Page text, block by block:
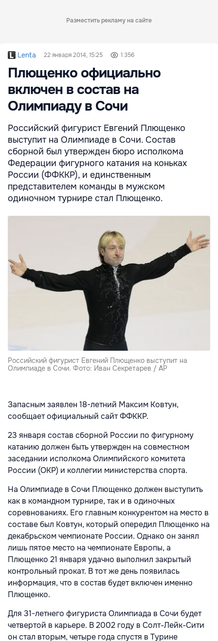
Разместить рекламу на сайте
Lenta 22 января 2014, 15:25 1 356
Плющенко официально
включен в состав на
Олимпиаду в Сочи
Российский фигурист Евгений Плющенко
выступит на Олимпиаде в Сочи. Состав
сборной был утвержден бюро исполкома
Федерации фигурного катания на коньках
России (ФФККР), и единственным
представителем команды в мужском
одиночном турнире стал Плющенко.
Российский фигурист Евгений Плющенко выступит на
Олимпиаде в Сочи. Фото: Иван Секретарев / AP
Запасным заявлен 18-летний Максим Ковтун,
сообщает официальный сайт ФФККР.
23 января состав сборной России по фигурному
катанию должен быть утвержден на совместном
заседании исполкома Олимпийского комитета
России (ОКР) и коллегии министерства спорта.
На Олимпиаде в Сочи Плющенко должен выступить
как в командном турнире, так и в одиночных
соревнованиях. Его главным конкурентом на место в
составе был Ковтун, который опередил Плющенко на
декабрьском чемпионате России. Однако он занял
лишь пятое место на чемпионате Европы, а
Плющенко 21 января удачно выполнил закрытый
контрольный прокат. В тот же день появилась
информация, что в состав будет включен именно
Плющенко.
Для 31-летнего фигуриста Олимпиада в Сочи будет
четвертой в карьере. В 2002 году в Солт-Лейк-Сити
он стал вторым, четыре года спустя в Турине